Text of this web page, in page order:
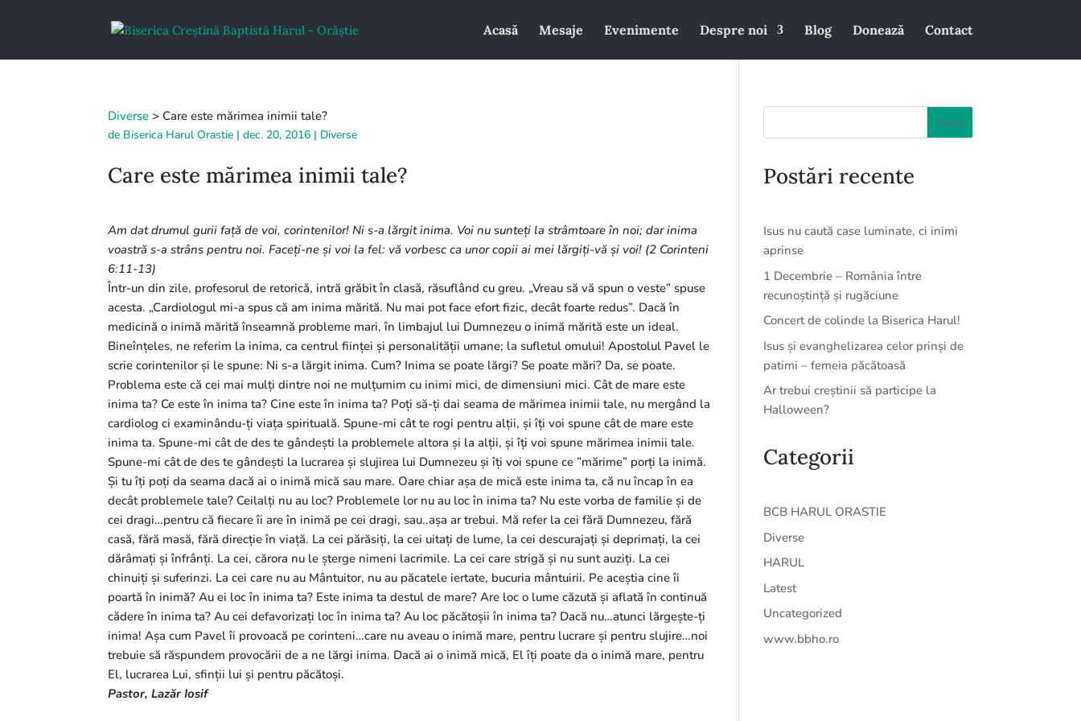
Acasă Mesaje Evenimente Despre noi Blog Donează Contact
Diverse > Care este mărimea inimii tale?
de Biserica Harul Orastie |dec. 20, 2016 | Diverse
Care este mărimea inimii tale?
Am dat drumul gurii față de voi, corintenilor! Ni s-a lărgit inima. Voi nu sunteți la strâmtoare în noi; dar inima
voastră s-a strâns pentru noi. Faceți-ne și voi la fel: vă vorbesc ca unor copii ai mei lărgiți-vă și voi! (2 Corinteni
6:11-13)
Într-un din zile, profesorul de retorică, intră grăbit în clasă, răsuflând cu greu. „Vreau să vă spun o veste” spuse
acesta. „Cardiologul mi-a spus că am inima mărită. Nu mai pot face efort fizic, decât foarte redus”. Dacă în
medicină o inimă mărită înseamnă probleme mari, în limbajul lui Dumnezeu o inimă mărită este un ideal.
Bineînțeles, ne referim la inima, ca centrul ființei și personalității umane; la sufletul omului! Apostolul Pavel le
scrie corintenilor și le spune: Ni s-a lărgit inima. Cum? Inima se poate lărgi? Se poate mări? Da, se poate.
Problema este că cei mai mulți dintre noi ne mulțumim cu inimi mici, de dimensiuni mici. Cât de mare este
inima ta? Ce este în inima ta? Cine este în inima ta? Poți să-ți dai seama de mărimea inimii tale, nu mergând la
cardiolog ci examinându-ți viața spirituală. Spune-mi cât te rogi pentru alții, și îți voi spune cât de mare este
inima ta. Spune-mi cât de des te gândești la problemele altora și la alții, și îți voi spune mărimea inimii tale.
Spune-mi cât de des te gândești la lucrarea și slujirea lui Dumnezeu și îți voi spune ce ”mărime” porți la inimă.
Și tu îți poți da seama dacă ai o inimă mică sau mare. Oare chiar așa de mică este inima ta, că nu încap în ea
decât problemele tale? Ceilalți nu au loc? Problemele lor nu au loc în inima ta? Nu este vorba de familie și de
cei dragi…pentru că fiecare îi are în inimă pe cei dragi, sau..așa ar trebui. Mă refer la cei fără Dumnezeu, fără
casă, fără masă, fără direcție în viață. La cei părăsiți, la cei uitați de lume, la cei descurajați și deprimați, la cei
dărâmați și înfrânți. La cei, cărora nu le șterge nimeni lacrimile. La cei care strigă și nu sunt auziți. La cei
chinuiți și suferinzi. La cei care nu au Mântuitor, nu au păcatele iertate, bucuria mântuirii. Pe aceștia cine îi
poartă în inimă? Au ei loc în inima ta? Este inima ta destul de mare? Are loc o lume căzută și aflată în continuă
cădere în inima ta? Au cei defavorizați loc în inima ta? Au loc păcătoșii în inima ta? Dacă nu…atunci lărgește-ți
inima! Așa cum Pavel îi provoacă pe corinteni…care nu aveau o inimă mare, pentru lucrare și pentru slujire…noi
trebuie să răspundem provocării de a ne lărgi inima. Dacă ai o inimă mică, El îți poate da o inimă mare, pentru
El, lucrarea Lui, sfinții lui și pentru păcătoși.
Pastor, Lazăr Iosif
Postări recente
Isus nu caută case luminate, ci inimi
aprinse
1 Decembrie – România între
recunoștință și rugăciune
Concert de colinde la Biserica Harul!
Isus și evanghelizarea celor prinși de
patimi – femeia păcătoasă
Ar trebui creștinii să participe la
Halloween?
Categorii
BCB HARUL ORASTIE
Diverse
HARUL
Latest
Uncategorized
www.bbho.ro